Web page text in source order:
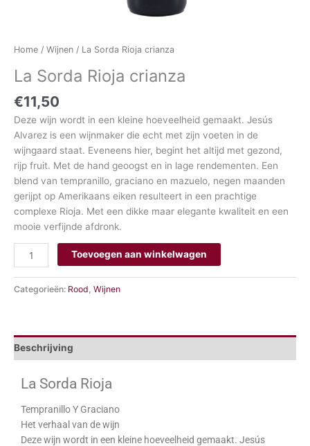
Home / Wijnen / La Sorda Rioja crianza
La Sorda Rioja crianza
€11,50
Deze wijn wordt in een kleine hoeveelheid gemaakt. Jesús
Alvarez is een wijnmaker die echt met zijn voeten in de
wijngaard staat. Eveneens hier, begint het altijd met gezond,
rijp fruit. Met de hand geoogst en in lage rendementen. Een
blend van tempranillo, graciano en mazuelo, negen maanden
gerijpt op Amerikaans eiken resulteert in een prachtige
complexe Rioja. Met een dikke maar elegante kwaliteit en een
mooie verfijnde afdronk.
Toevoegen aan winkelwagen
Categorieën: Rood, Wijnen
Beschrijving
La Sorda Rioja
Tempranillo Y Graciano
Het verhaal van de wijn
Deze wijn wordt in een kleine hoeveelheid gemaakt. Jesús